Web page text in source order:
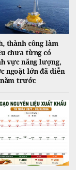
thành công làm
chưa từng có
vực năng lượng,
ngoặt lớn đã diễn
trước